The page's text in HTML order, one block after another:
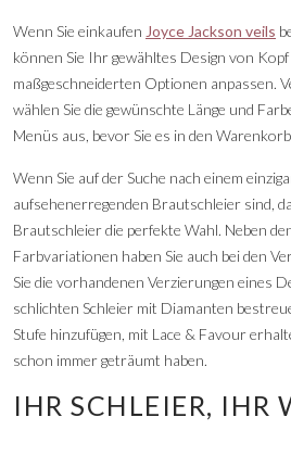
Wenn Sie einkaufen Joyce Jackson veils
können Sie Ihr gewähltes Design von
maßgeschneiderten Optionen anpassen.
wählen Sie die gewünschte Länge und
Menüs aus, bevor Sie es in den Warenkorb
Wenn Sie auf der Suche nach einem
aufsehenerregenden Brautschleier sind,
Brautschleier die perfekte Wahl. Neben
Farbvariationen haben Sie auch bei den
Sie die vorhandenen Verzierungen eines
schlichten Schleier mit Diamanten
Stufe hinzufügen, mit Lace & Favour
schon immer geträumt haben.
IHR SCHLEIER, IHR